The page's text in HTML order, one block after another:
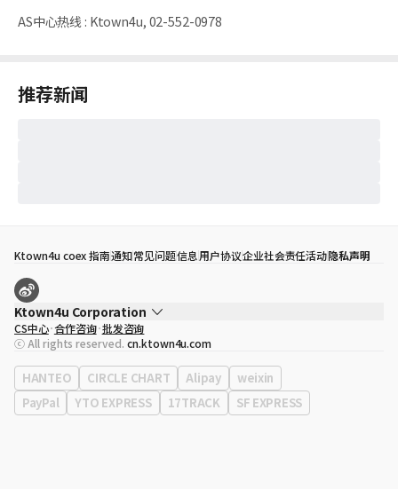
AS中心热线: Ktown4u, 02-552-0978
推荐新闻
Ktown4u coex 指南通知常见问题信息用户协议企业社会责任活动隐私声明
Ktown4u Corporation
代表
宋効珉
营业执照 120-87-71116
公司地址 首尔特别市 江南区 岭东大路 513号 3楼 （三成洞， coex)
CS中心 合作咨询 批发咨询
ⓒ All rights reserved. cn.ktown4u.com
HANTEO CIRCLE CHART Alipay
weixin
PayPal
YTO EXPRESS 17TRACK SF EXPRESS